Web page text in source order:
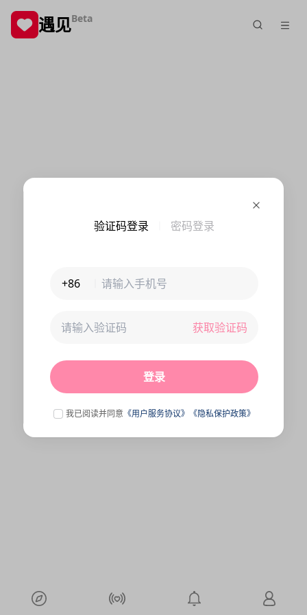
验证码登录 密码登录
+86
获取验证码
登录
我已阅读并同意 《用户服务协议》 《隐私保护政策》
遇见Beta
未连接到服务器,刷新一下试试